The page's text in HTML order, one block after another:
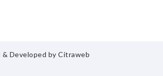
& Developed byCitraweb